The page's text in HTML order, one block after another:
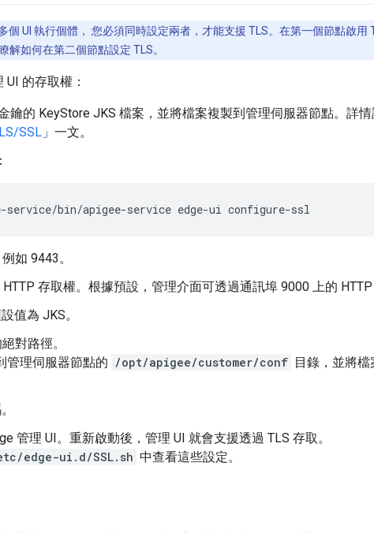
個 UI 執行個體， 您必須同時設定兩者，才能支援 TLS。在第一個節點啟用
解如何在第二個節點設定 TLS。
的存取權：
鑰的 KeyStore JKS 檔案，並將檔案複製到管理伺服器節點。詳
SSL 」一文。
service/bin/apigee-service edge-ui configure-ssl
如 9443。
存取權。根據預設，管理介面可透過通訊埠 9000 上的 HTTP
值為 JKS。
對路徑。
管理伺服器節點的 /opt/apigee/customer/conf 目錄，並將
管理 UI。重新啟動後，管理 UI 就會支援透過 TLS 存取。
edge-ui.d/SSL.sh 中查看這些設定。